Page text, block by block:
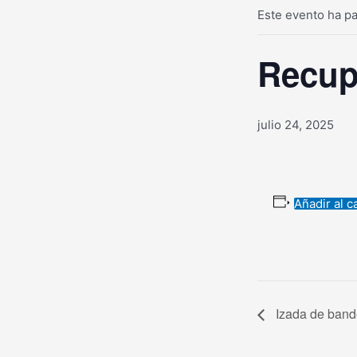
Este evento ha
julio 24, 2025
Añadir al
Izada de